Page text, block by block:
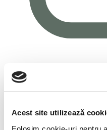
Acest site utilizează